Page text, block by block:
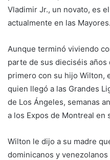
Vladimir Jr., un novato, es
actualmente en las Mayores.
Aunque terminó viviendo
parte de sus dieciséis
primero con su hijo Wilton,
quien llegó a las Grandes
de Los Ángeles, semanas
a los Expos de Montreal en
Wilton le dijo a su madre
dominicanos y